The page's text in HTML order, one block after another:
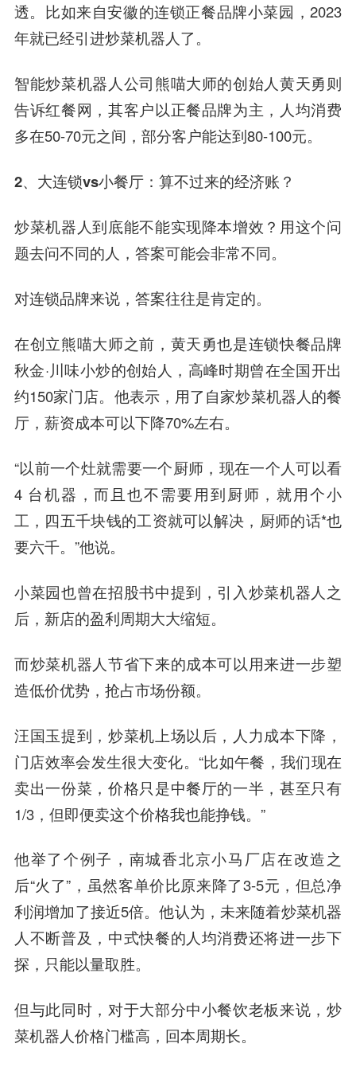
透。比如来自安徽的连锁正餐品牌小菜园，2023
年就已经引进炒菜机器人了。
智能炒菜机器人公司熊喵大师的创始人黄天勇则
告诉红餐网，其客户以正餐品牌为主，人均消费
多在50-70元之间，部分客户能达到80-100元。
2、大连锁vs小餐厅： 算不过来的经济账？
炒菜机器人到底能不能实现降本增效？用这个问
题去问不同的人，答案可能会非常不同。
对连锁品牌来说，答案往往是肯定的。
在创立熊喵大师之前，黄天勇也是连锁快餐品牌
秋金·川味小炒的创始人，高峰时期曾在全国开出
约150家门店。他表示，用了自家炒菜机器人的餐
厅，薪资成本可以下降70%左右。
“以前一个灶就需要一个厨师，现在一个人可以看
4 台机器，而且也不需要用到厨师，就用个小
工，四五千块钱的工资就可以解决，厨师的话*也
要六千。”他说。
小菜园也曾在招股书中提到，引入炒菜机器人之
后，新店的盈利周期大大缩短。
而炒菜机器人节省下来的成本可以用来进一步塑
造低价优势，抢占市场份额。
汪国玉提到，炒菜机上场以后，人力成本下降，
门店效率会发生很大变化。“比如午餐，我们现在
卖出一份菜，价格只是中餐厅的一半，甚至只有
1/3，但即便卖这个价格我也能挣钱。”
他举了个例子，南城香北京小马厂店在改造之
后“火了”，虽然客单价比原来降了3-5元，但总净
利润增加了接近5倍。他认为，未来随着炒菜机器
人不断普及，中式快餐的人均消费还将进一步下
探，只能以量取胜。
但与此同时，对于大部分中小餐饮老板来说，炒
菜机器人价格门槛高，回本周期长。